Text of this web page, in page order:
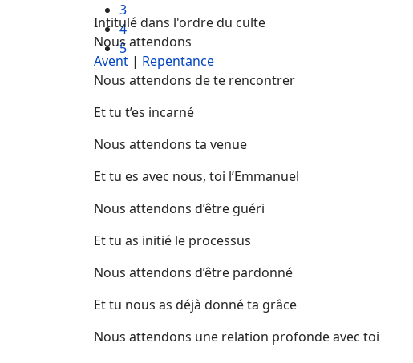
3
4
5
Intitulé dans l'ordre du culte
Nous attendons
Avent | Repentance
Nous attendons de te rencontrer
Et tu t’es incarné
Nous attendons ta venue
Et tu es avec nous, toi l’Emmanuel
Nous attendons d’être guéri
Et tu as initié le processus
Nous attendons d’être pardonné
Et tu nous as déjà donné ta grâce
Nous attendons une relation profonde avec toi